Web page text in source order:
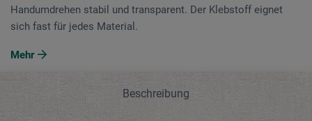
Handumdrehen stabil und transparent. Der Klebstoff eignet
sich fast für jedes Material.
Mehr
Beschreibung